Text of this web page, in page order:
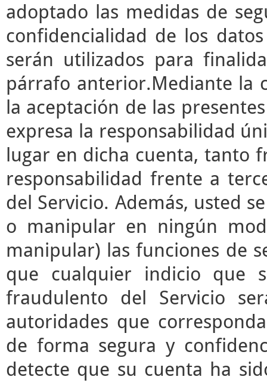
adoptado las medidas de
confidencialidad de los
serán utilizados para
párrafo anterior.Mediante la
la aceptación de las
expresa la responsabilidad
lugar en dicha cuenta, tanto
responsabilidad frente a
del Servicio. Además, usted
o manipular en ningún
manipular) las funciones de
que cualquier indicio que
fraudulento del Servicio
autoridades que
de forma segura y
detecte que su cuenta ha